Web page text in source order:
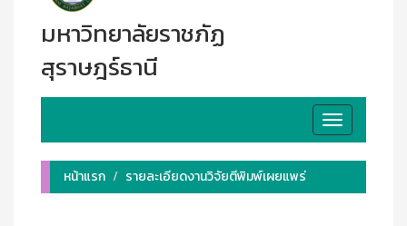
มหาวิทยาลัยราชภัฏ
สุราษฎร์ธานี
Toggle
navigation
หน้าแรก
รายละเอียดงานวิจัยตีพิมพ์เผยแพร่